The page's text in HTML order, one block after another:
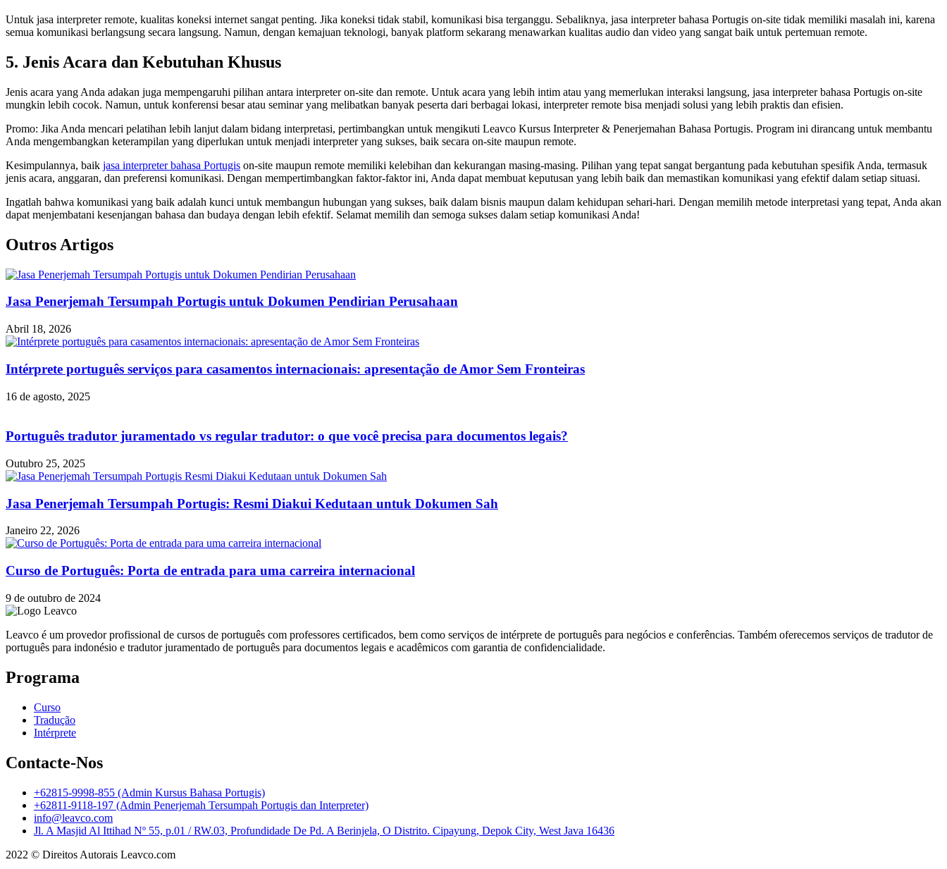
Untuk jasa interpreter remote, kualitas koneksi internet sangat penting. Jika koneksi tidak stabil, komunikasi bisa terganggu. Sebaliknya, jasa interpreter bahasa Portugis on-site tidak memiliki masalah ini, karena
semua komunikasi berlangsung secara langsung. Namun, dengan kemajuan teknologi, banyak platform sekarang menawarkan kualitas audio dan video yang sangat baik untuk pertemuan remote.
5. Jenis Acara dan Kebutuhan Khusus
Jenis acara yang Anda adakan juga mempengaruhi pilihan antara interpreter on-site dan remote. Untuk acara yang lebih intim atau yang memerlukan interaksi langsung, jasa interpreter bahasa Portugis on-site
mungkin lebih cocok. Namun, untuk konferensi besar atau seminar yang melibatkan banyak peserta dari berbagai lokasi, interpreter remote bisa menjadi solusi yang lebih praktis dan efisien.
Promo: Jika Anda mencari pelatihan lebih lanjut dalam bidang interpretasi, pertimbangkan untuk mengikuti Leavco Kursus Interpreter & Penerjemahan Bahasa Portugis. Program ini dirancang untuk membantu
Anda mengembangkan keterampilan yang diperlukan untuk menjadi interpreter yang sukses, baik secara on-site maupun remote.
Kesimpulannya, baik jasa interpreter bahasa Portugis on-site maupun remote memiliki kelebihan dan kekurangan masing-masing. Pilihan yang tepat sangat bergantung pada kebutuhan spesifik Anda, termasuk
jenis acara, anggaran, dan preferensi komunikasi. Dengan mempertimbangkan faktor-faktor ini, Anda dapat membuat keputusan yang lebih baik dan memastikan komunikasi yang efektif dalam setiap situasi.
Ingatlah bahwa komunikasi yang baik adalah kunci untuk membangun hubungan yang sukses, baik dalam bisnis maupun dalam kehidupan sehari-hari. Dengan memilih metode interpretasi yang tepat, Anda akan
dapat menjembatani kesenjangan bahasa dan budaya dengan lebih efektif. Selamat memilih dan semoga sukses dalam setiap komunikasi Anda!
Outros Artigos
Jasa Penerjemah Tersumpah Portugis untuk Dokumen Pendirian Perusahaan
Abril 18, 2026
Intérprete português serviços para casamentos internacionais: apresentação de Amor Sem Fronteiras
16 de agosto, 2025
Português tradutor juramentado vs regular tradutor: o que você precisa para documentos legais?
Outubro 25, 2025
Jasa Penerjemah Tersumpah Portugis: Resmi Diakui Kedutaan untuk Dokumen Sah
Janeiro 22, 2026
Curso de Português: Porta de entrada para uma carreira internacional
9 de outubro de 2024
Leavco é um provedor profissional de cursos de português com professores certificados, bem como serviços de intérprete de português para negócios e conferências. Também oferecemos serviços de tradutor de
português para indonésio e tradutor juramentado de português para documentos legais e acadêmicos com garantia de confidencialidade.
Programa
Curso
Tradução
Intérprete
Contacte-Nos
+62815-9998-855 (Admin Kursus Bahasa Portugis)
+62811-9118-197 (Admin Penerjemah Tersumpah Portugis dan Interpreter)
info@leavco.com
Jl. A Masjid Al Ittihad Nº 55, p.01 / RW.03, Profundidade De Pd. A Berinjela, O Distrito. Cipayung, Depok City, West Java 16436
2022 © Direitos Autorais Leavco.com